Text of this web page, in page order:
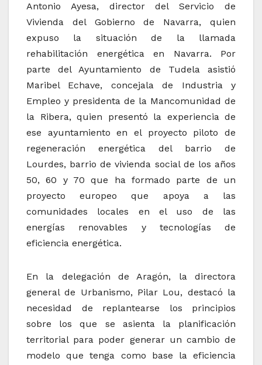
Antonio Ayesa, director del Servicio de
Vivienda del Gobierno de Navarra, quien
expuso la situación de la llamada
rehabilitación energética en Navarra. Por
parte del Ayuntamiento de Tudela asistió
Maribel Echave, concejala de Industria y
Empleo y presidenta de la Mancomunidad de
la Ribera, quien presentó la experiencia de
ese ayuntamiento en el proyecto piloto de
regeneración energética del barrio de
Lourdes, barrio de vivienda social de los años
50, 60 y 70 que ha formado parte de un
proyecto europeo que apoya a las
comunidades locales en el uso de las
energías renovables y tecnologías de
eficiencia energética.
En la delegación de Aragón, la directora
general de Urbanismo, Pilar Lou, destacó la
necesidad de replantearse los principios
sobre los que se asienta la planificación
territorial para poder generar un cambio de
modelo que tenga como base la eficiencia